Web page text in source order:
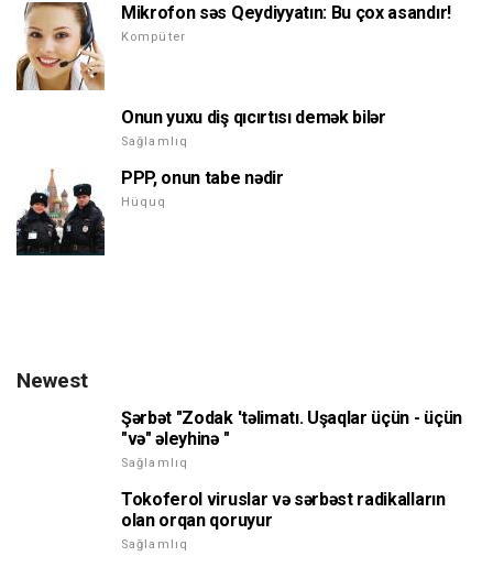
Mikrofon səs Qeydiyyatın: Bu çox asandır!
Kompüter
Onun yuxu diş qıcırtısı demək bilər
Sağlamlıq
PPP, onun tabe nədir
Hüquq
Newest
Şərbət "Zodak 'təlimatı. Uşaqlar üçün - üçün
"və" əleyhinə "
Sağlamlıq
Tokoferol viruslar və sərbəst radikalların
olan orqan qoruyur
Sağlamlıq